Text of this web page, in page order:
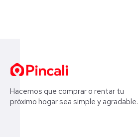
Hacemos que comprar o rentar tu
próximo hogar sea simple y agradable.